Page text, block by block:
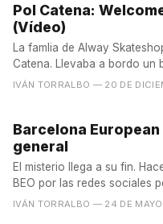
Pol Catena:
(Vídeo)
La famlia de Alway
Catena. Llevaba a bordo un
IVÁN TORRALBO — 20 DE
Barcelona
general
El misterio llega a su fin.
BEO por las redes sociales
IVÁN TORRALBO — 24 DE